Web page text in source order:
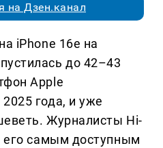
на Дзен.канал
iPhone 16e на
до 42–43
Apple
года, и уже
Журналисты Hi-
его самым доступным